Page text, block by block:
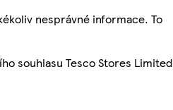
nesprávné informace. To
souhlasu Tesco Stores Limited